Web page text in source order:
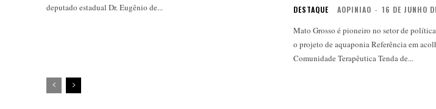
deputado estadual Dr. Eugênio de...
DESTAQUE AOPINIAO - 16 DE JUNHO
Mato Grosso é pioneiro no setor de
o projeto de aquaponia Referência em acolhimento e reabilitação, a
Comunidade Terapêutica Tenda de...